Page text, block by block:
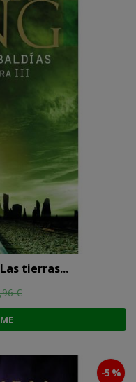
tierras...
€
-5 %